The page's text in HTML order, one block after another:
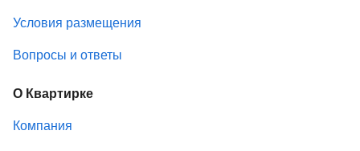
Условия размещения
Вопросы и ответы
О Квартирке
Компания